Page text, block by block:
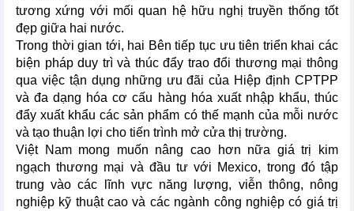
tương xứng với mối quan hệ hữu nghị truyền thống tốt
đẹp giữa hai nước.
Trong thời gian tới, hai Bên tiếp tục ưu tiên triển khai các
biện pháp duy trì và thúc đẩy trao đổi thương mại thông
qua việc tận dụng những ưu đãi của Hiệp định CPTPP
và đa dạng hóa cơ cấu hàng hóa xuất nhập khẩu, thúc
đẩy xuất khẩu các sản phẩm có thế mạnh của mỗi nước
và tạo thuận lợi cho tiến trình mở cửa thị trường.
Việt Nam mong muốn nâng cao hơn nữa giá trị kim
ngạch thương mại và đầu tư với Mexico, trong đó tập
trung vào các lĩnh vực năng lượng, viễn thông, nông
nghiệp kỹ thuật cao và các ngành công nghiệp có giá trị